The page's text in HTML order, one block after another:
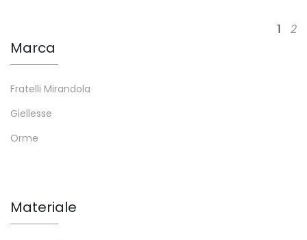
1 2
Marca
Fratelli Mirandola
Giellesse
Orme
Materiale